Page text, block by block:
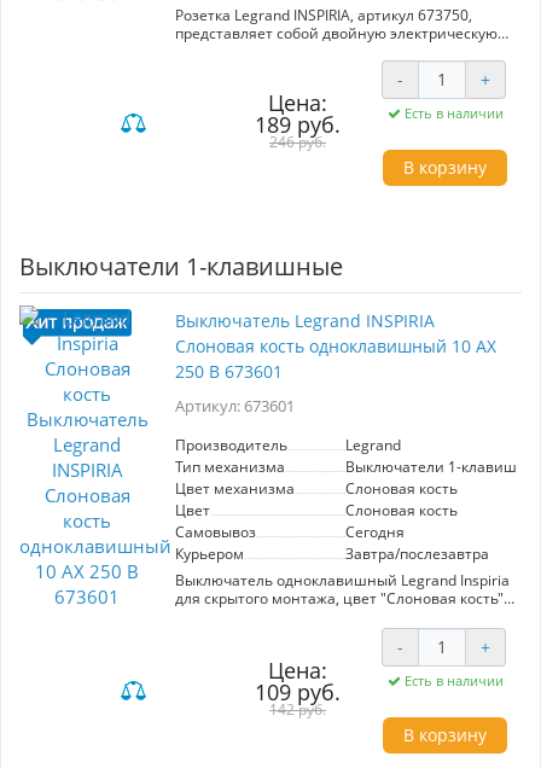
Розетка Legrand INSPIRIA, артикул 673750,
представляет собой двойную электрическую
и 250 В. Выполненная в белом цвете, она
идеально вписывается в современный
интерьер. Продукт обеспечивает надежное и
безопасное подключение, благодаря высокому
качеству материалов и продуманному дизайну
от известного производителя Legrand.
Цена:
189 руб.
246 руб.
- +
Есть в наличии
В корзину
Выключатели 1-клавишные
Выключатель Legrand INSPIRIA
Слоновая кость одноклавишный 10 AX
250 В 673601
Артикул: 673601
Производитель
Legrand
Тип механизма
Выключатели 1-
Цвет механизма
Слоновая кость
Цвет
Слоновая кость
Самовывоз
Сегодня
Курьером
Завтра/послезавтра
Выключатель одноклавишный Legrand Inspiria
для скрытого монтажа, цвет "Слоновая кость",
Предназначен для установки в электрических
сетях жилых и общественных зданий и
используется для управления приборами
освещения, вентиляции и т.д.
Цена:
109 руб.
142 руб.
- +
Есть в наличии
В корзину